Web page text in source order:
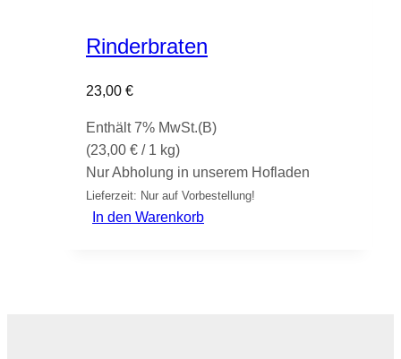
Rinderbraten
23,00 €
Enthält 7% MwSt.(B)
(23,00 € / 1 kg)
Nur Abholung in unserem Hofladen
Lieferzeit: Nur auf Vorbestellung!
In den Warenkorb